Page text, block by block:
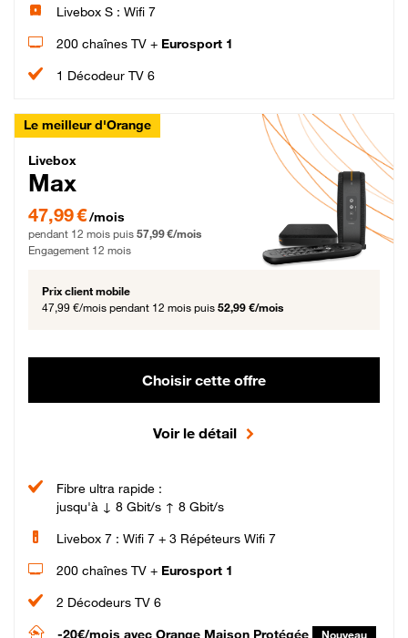
Livebox S : Wifi 7
200 chaînes TV + Eurosport 1
1 Décodeur TV 6
Le meilleur d'Orange
Livebox Max Fibre
Livebox
Max
47,99 € par mois pendant 12 mois puis 57,99 € par mois, Engagement 12 mois
47,99 €/mois
pendant 12 mois puis 57,99 €/mois
Engagement 12 mois
Prix client mobile
47,99 €/mois pendant 12 mois puis 52,99 €/mois
Choisir cette offre
Voir le détail
Fibre ultra rapide :
jusqu'à ↓ 8 Gbit/s ↑ 8 Gbit/s
Livebox 7 : Wifi 7 + 3 Répéteurs Wifi 7
200 chaînes TV + Eurosport 1
2 Décodeurs TV 6
-20€/mois avec Orange Maison Protégée Nouveau